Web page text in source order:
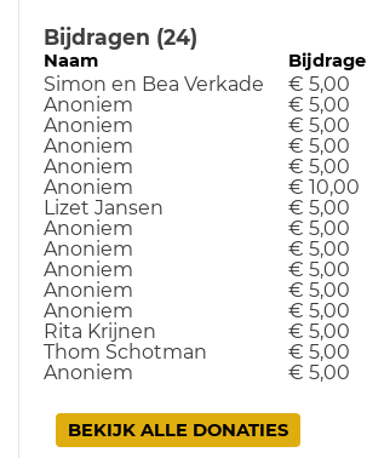
Bijdragen (24)
Naam Bijdrage
Simon en Bea Verkade € 5,00
Anoniem
€ 5,00
Anoniem
€ 5,00
Anoniem
€ 5,00
Anoniem
€ 5,00
Anoniem
€ 10,00
Lizet Jansen
€ 5,00
Anoniem
€ 5,00
Anoniem
€ 5,00
Anoniem
€ 5,00
Anoniem
€ 5,00
Anoniem
€ 5,00
Rita Krijnen
€ 5,00
Thom Schotman
€ 5,00
Anoniem
€ 5,00
BEKIJK ALLE DONATIES